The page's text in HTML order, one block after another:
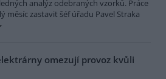
analýz odebraných vzorků. Práce
měsíc zastavit šéf úřadu Pavel Straka
omezují provoz kvůli